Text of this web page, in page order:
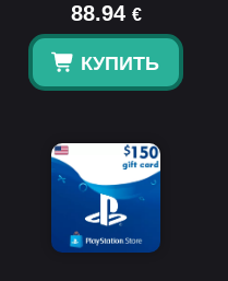
88.94 €
КУПИТЬ